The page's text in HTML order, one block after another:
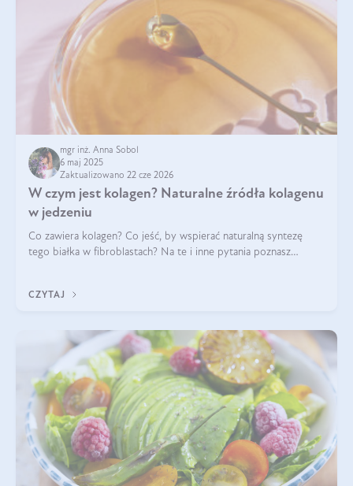
mgr inż. Anna Sobol
6 maj 2025
Zaktualizowano 22 cze 2026
W czym jest kolagen? Naturalne źródła kolagenu
w jedzeniu
Co zawiera kolagen? Co jeść, by wspierać naturalną syntezę
tego białka w fibroblastach? Na te i inne pytania poznasz
CZYTAJ